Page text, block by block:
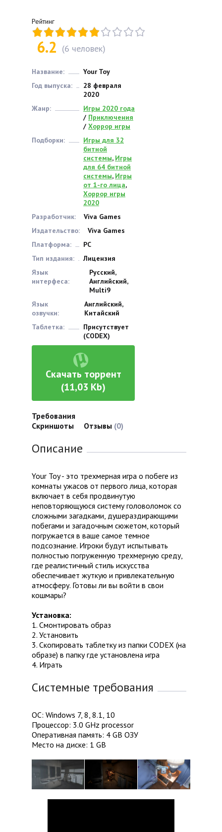
Рейтинг
6.2 (6 человек)
Название:
Your Toy
Год выпуска:
28 февраля
2020
Жанр:
Игры 2020 года
/ Приключения
/ Хоррор игры
Подборки:
Игры для 32
битной
системы, Игры
для 64 битной
системы, Игры
от 1-го лица,
Хоррор игры
2020
Разработчик:
Viva Games
Издательство:
Viva Games
Платформа:
PC
Тип издания:
Лицензия
Язык
интерфеса:
Русский,
Английский,
Multi9
Язык
озвучки:
Английский,
Китайский
Таблетка:
Присутствует
(CODEX)
Скачать торрент
(11,03 Kb)
Требования
Скриншоты
Отзывы (0)
Описание
Your Toy - это трехмерная игра о побеге из
комнаты ужасов от первого лица, которая
включает в себя продвинутую
неповторяющуюся систему головоломок со
сложными загадками, душераздирающими
побегами и загадочным сюжетом, который
погружается в ваше самое темное
подсознание. Игроки будут испытывать
полностью погруженную трехмерную среду,
где реалистичный стиль искусства
обеспечивает жуткую и привлекательную
атмосферу. Готовы ли вы войти в свои
кошмары?
Установка:
1. Смонтировать образ
2. Установить
3. Скопировать таблетку из папки CODEX (на
образе) в папку где установлена игра
4. Играть
Системные требования
ОС: Windows 7, 8, 8.1, 10
Процессор: 3.0 GHz processor
Оперативная память: 4 GB ОЗУ
Место на диске: 1 GB